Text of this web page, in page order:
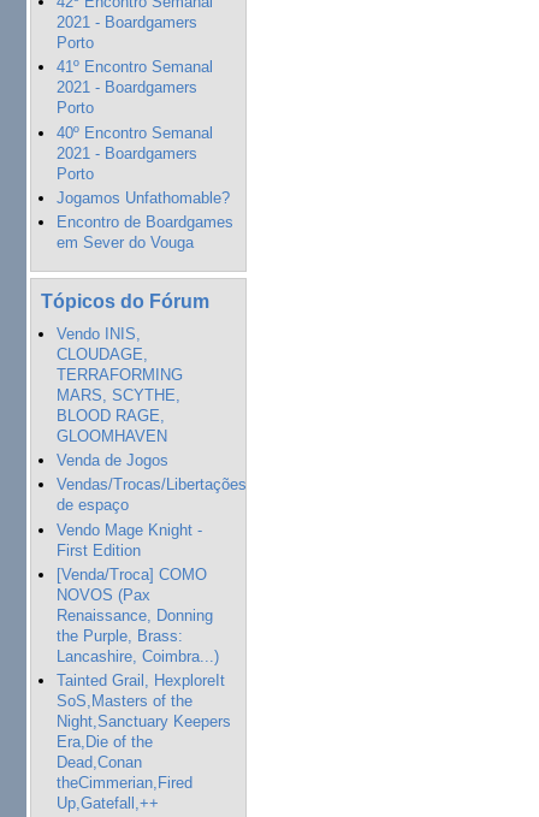
2021 - Boardgamers
Porto
41º Encontro Semanal
2021 - Boardgamers
Porto
40º Encontro Semanal
2021 - Boardgamers
Porto
Jogamos Unfathomable?
Encontro de Boardgames
em Sever do Vouga
Tópicos do Fórum
Vendo INIS,
CLOUDAGE,
TERRAFORMING
MARS, SCYTHE,
BLOOD RAGE,
GLOOMHAVEN
Venda de Jogos
Vendas/Trocas/Libertações
de espaço
Vendo Mage Knight -
First Edition
[Venda/Troca] COMO
NOVOS (Pax
Renaissance, Donning
the Purple, Brass:
Lancashire, Coimbra...)
Tainted Grail, HexploreIt
SoS,Masters of the
Night,Sanctuary Keepers
Era,Die of the
Dead,Conan
theCimmerian,Fired
Up,Gatefall,++